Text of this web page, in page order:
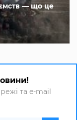
— що це
та e-mail